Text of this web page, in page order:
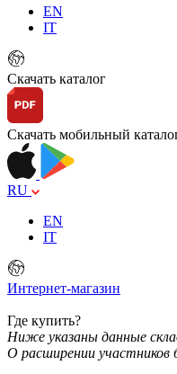
EN
IT
Скачать каталог
Скачать мобильный
RU
EN
IT
Интернет-магазин
Где купить?
Ниже указаны данные
О расширении участников